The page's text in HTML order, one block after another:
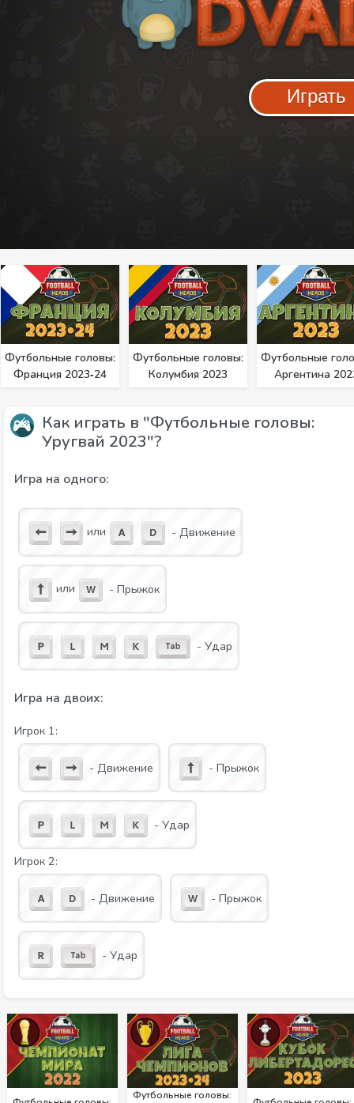
Играть
Футбольные головы:
Франция 2023‑24
Футбольные головы:
Колумбия 2023
Футбольные
Аргентина
Как играть в "Футбольные головы:
Уругвай 2023"?
Игра на одного:
или - Движение
или - Прыжок
- Удар
Игра на двоих:
Игрок 1:
- Движение - Прыжок
- Удар
Игрок 2:
- Движение - Прыжок
- Удар
Футбольные головы: